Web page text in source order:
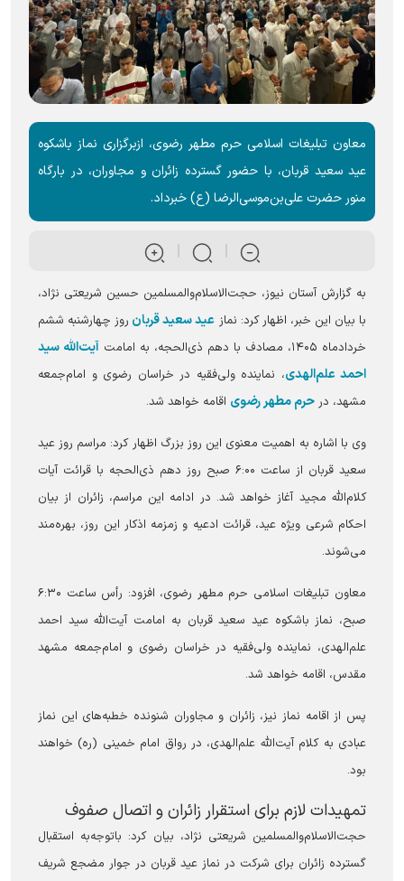
معاون تبلیغات اسلامی حرم مطهر رضوی، ازبرگزاری نماز باشکوه
عید سعید قربان، با حضور گسترده زائران و مجاوران، در بارگاه
منور حضرت علی‌بن‌موسی‌الرضا (ع) خبرداد.
به گزارش آستان نیوز، حجت‌الاسلام‌والمسلمین حسین شریعتی نژاد،
با بیان این خبر، اظهار کرد: نماز عید سعید قربان روز چهارشنبه ششم
خردادماه ۱۴۰۵، مصادف با دهم ذی‌الحجه، به امامت
آیت‌الله سید
احمد علم‌الهدی، نماینده ولی‌فقیه در خراسان رضوی و امام‌جمعه
مشهد، در حرم مطهر رضوی اقامه خواهد شد.
وی با اشاره به اهمیت معنوی این روز بزرگ اظهار کرد: مراسم روز عید
سعید قربان از ساعت ۶:۰۰ صبح روز دهم ذی‌الحجه با قرائت آیات
کلام‌الله مجید آغاز خواهد شد. در ادامه این مراسم، زائران از بیان
احکام شرعی ویژه عید، قرائت ادعیه و زمزمه اذکار این روز، بهره‌مند
می‌شوند.
معاون تبلیغات اسلامی حرم مطهر رضوی، افزود: رأس ساعت ۶:۳۰
صبح، نماز باشکوه عید سعید قربان به امامت آیت‌الله سید احمد
علم‌الهدی، نماینده ولی‌فقیه در خراسان رضوی و امام‌جمعه مشهد
مقدس، اقامه خواهد شد.
پس از اقامه نماز نیز، زائران و مجاوران شنونده خطبه‌های این نماز
عبادی به کلام آیت‌الله علم‌الهدی، در رواق امام خمینی (ره) خواهند
بود.
تمهیدات لازم برای استقرار زائران و اتصال صفوف
حجت‌الاسلام‌والمسلمین شریعتی نژاد، بیان کرد: باتوجه‌به استقبال
گسترده زائران برای شرکت در نماز عید قربان در جوار مضجع شریف